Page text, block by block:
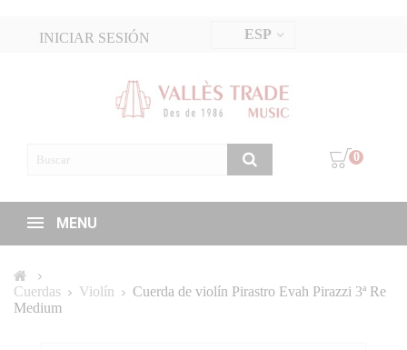
INICIAR SESIÓN ESP
0
MENU
Cuerdas Violín
Cuerda de violín Pirastro Evah Pirazzi 3ª Re
Medium